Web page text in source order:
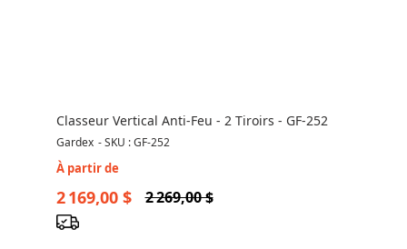
Classeur Vertical Anti-Feu - 2 Tiroirs - GF-252
Gardex -SKU : GF-252
À partir de
2 169,00 $ 2 269,00 $